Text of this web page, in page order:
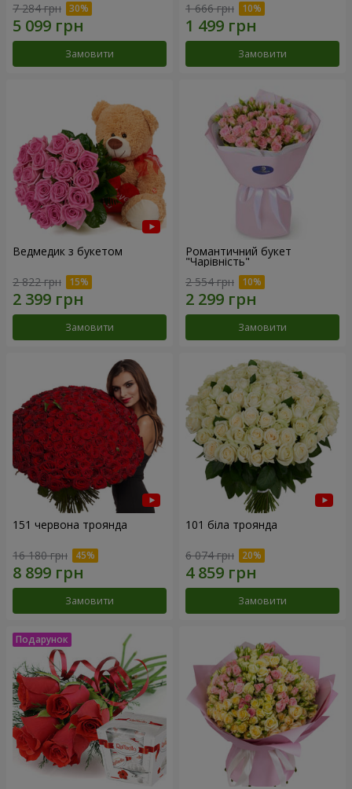
7 284 грн
Замовити
1 666 грн
Замовити
Ведмедик з букетом
2 822 грн
Замовити
Романтичний букет
"Чарівність"
2 554 грн
Замовити
151 червона троянда
16 180 грн
Замовити
101 біла троянда
6 074 грн
Замовити